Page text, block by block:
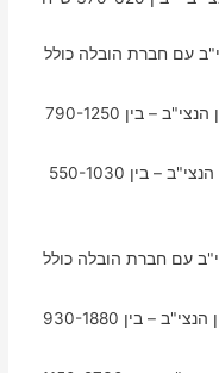
בעין הנצי"ב עם חברת הובלה כולל
טווח המחירים להובלת דירת 2 חדרים בעין הנצי"ב – בין 790-1250
טווח המחירים לאריזה דירת 2 חדרים בעין הנצי"ב – בין 550-1030
בעין הנצי"ב עם חברת הובלה כולל
טווח המחירים להובלת דירת 3 חדרים בעין הנצי"ב – בין 930-1880